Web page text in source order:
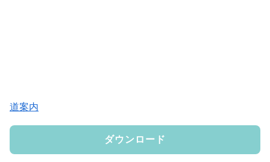
道案内
ダウンロード